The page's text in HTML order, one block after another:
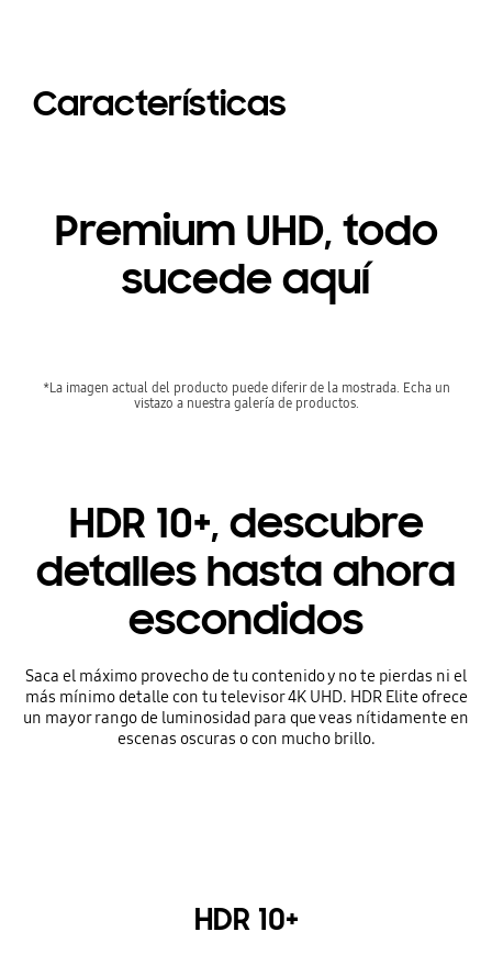
Características
Premium UHD, todo
sucede aquí
*La imagen actual del producto puede diferir de la mostrada. Echa un
vistazo a nuestra galería de productos.
HDR 10+, descubre
detalles hasta ahora
escondidos
Saca el máximo provecho de tu contenido y no te pierdas ni el
más mínimo detalle con tu televisor 4K UHD. HDR Elite ofrece
un mayor rango de luminosidad para que veas nítidamente en
escenas oscuras o con mucho brillo.
HDR 10+